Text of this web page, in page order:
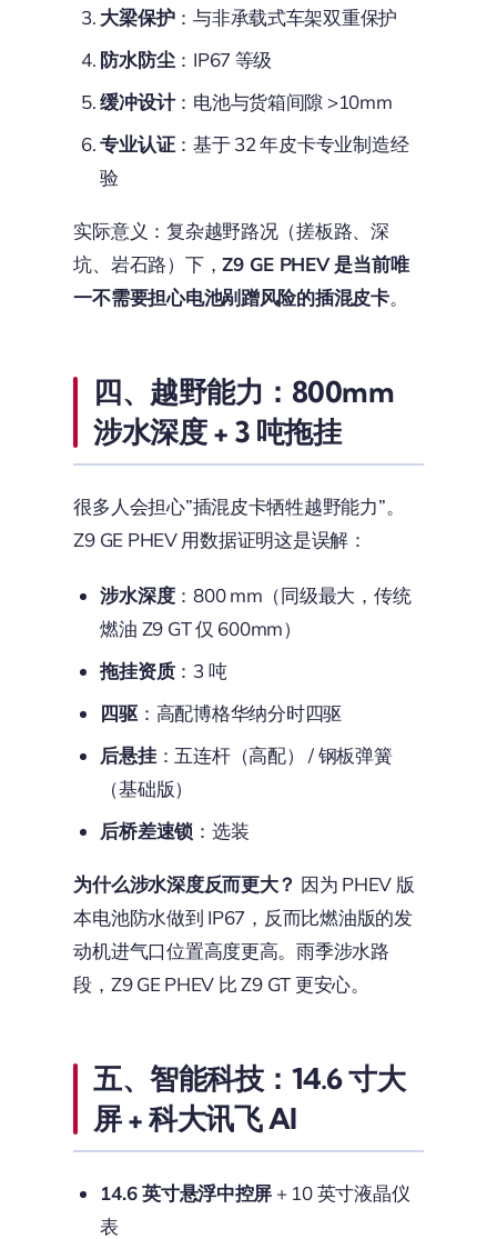
大梁保护：与非承载式车架双重保护
防水防尘：IP67 等级
缓冲设计：电池与货箱间隙 >10mm
专业认证：基于 32 年皮卡专业制造经
验
实际意义：复杂越野路况（搓板路、深
坑、岩石路）下，Z9 GE PHEV 是当前唯
一不需要担心电池剐蹭风险的插混皮卡。
四、越野能力：800mm
涉水深度 + 3 吨拖挂
很多人会担心”插混皮卡牺牲越野能力”。
Z9 GE PHEV 用数据证明这是误解：
涉水深度：800 mm（同级最大，传统
燃油 Z9 GT 仅 600mm）
拖挂资质：3 吨
四驱：高配博格华纳分时四驱
后悬挂：五连杆（高配） / 钢板弹簧
（基础版）
后桥差速锁 ：选装
为什么涉水深度反而更大？ 因为 PHEV 版
本电池防水做到 IP67，反而比燃油版的发
动机进气口位置高度更高。雨季涉水路
段，Z9 GE PHEV 比 Z9 GT 更安心。
五、智能科技：14.6 寸大
屏 + 科大讯飞 AI
14.6 英寸悬浮中控屏 + 10 英寸液晶仪
表